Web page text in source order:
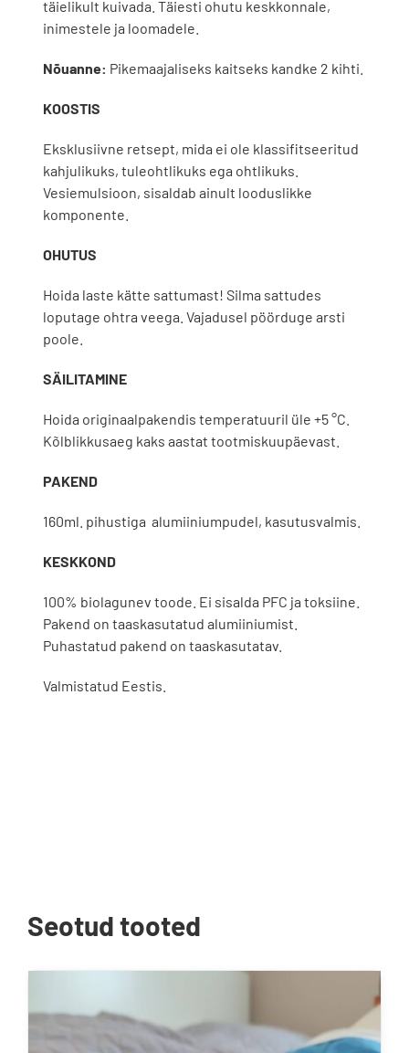
täielikult kuivada. Täiesti ohutu keskkonnale,
inimestele ja loomadele.
Nõuanne: Pikemaajaliseks kaitseks kandke 2 kihti.
KOOSTIS
Eksklusiivne retsept, mida ei ole klassifitseeritud
kahjulikuks, tuleohtlikuks ega ohtlikuks.
Vesiemulsioon, sisaldab ainult looduslikke
komponente.
OHUTUS
Hoida laste kätte sattumast! Silma sattudes
loputage ohtra veega. Vajadusel pöörduge arsti
poole.
SÄILITAMINE
Hoida originaalpakendis temperatuuril üle +5 °C.
Kõlblikkusaeg kaks aastat tootmiskuupäevast.
PAKEND
160ml. pihustiga alumiiniumpudel, kasutusvalmis.
KESKKOND
100% biolagunev toode. Ei sisalda PFC ja toksiine.
Pakend on taaskasutatud alumiiniumist.
Puhastatud pakend on taaskasutatav.
Valmistatud Eestis.
Seotud tooted